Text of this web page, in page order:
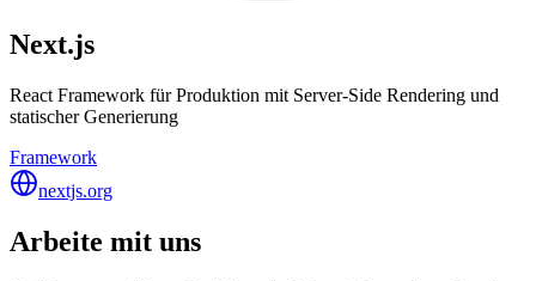
Next.js
React Framework für Produktion mit Server-Side Rendering und
statischer Generierung
Framework
nextjs.org
Arbeite mit uns